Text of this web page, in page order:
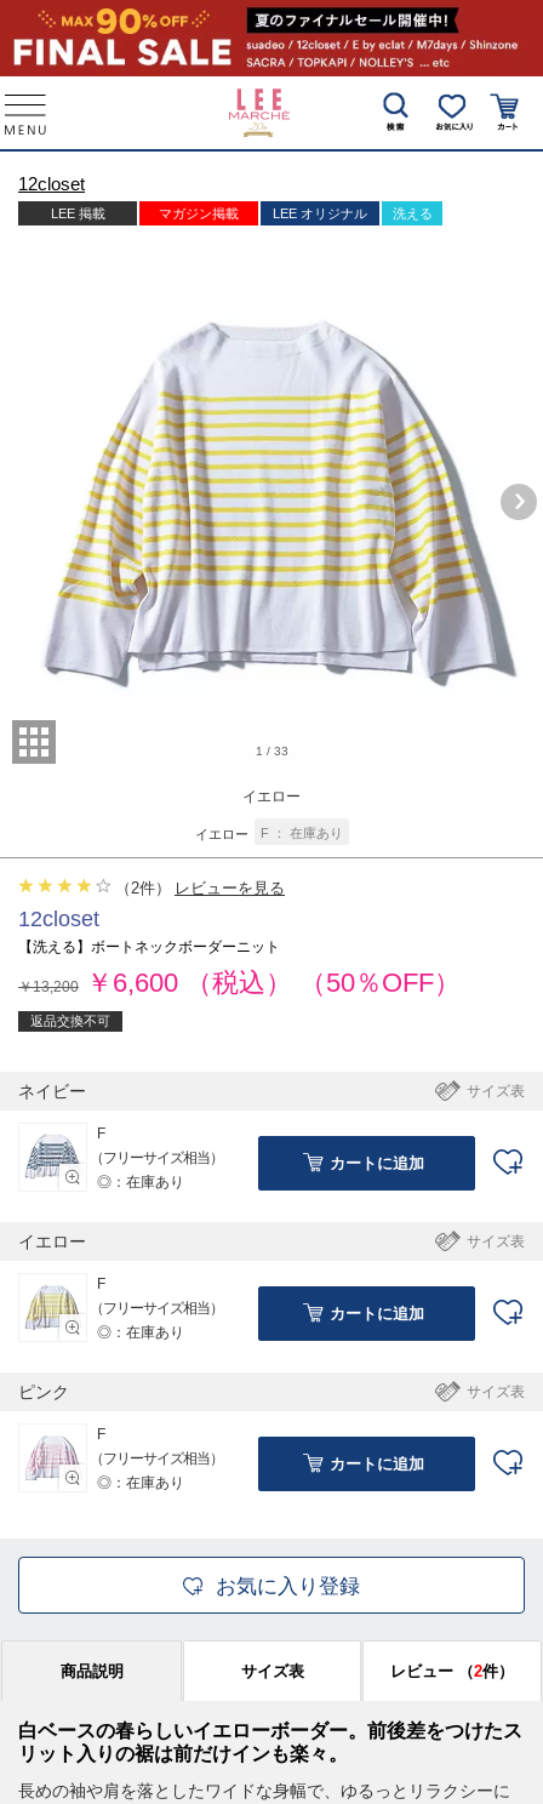
12closet
LEE 掲載 マガジン掲載 LEE オリジナル 洗える
1 / 33
イエロー
イエロー F 在庫あり
（ 2件） レビューを見る
12closet
【洗える】ボートネックボーダーニット
￥13,200 ￥6,600 （税込） （50％OFF）
返品交換不可
サイズ表
ネイビー
F
（フリーサイズ相当）
◎：在庫あり
カートに追加
サイズ表
イエロー
F
（フリーサイズ相当）
◎：在庫あり
カートに追加
サイズ表
ピンク
F
（フリーサイズ相当）
◎：在庫あり
カートに追加
お気に入り登録
商品説明 サイズ表 レビュー （2件）
白ベースの春らしいイエローボーダー。前後差をつけたス
リット入りの裾は前だけインも楽々。
長めの袖や肩を落としたワイドな身幅で、ゆるっとリラクシーに